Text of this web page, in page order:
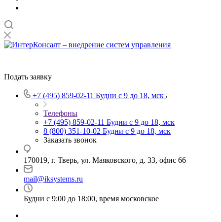
Подать заявку
+7 (495) 859-02-11 Будни с 9 до 18, мск
Телефоны
+7 (495) 859-02-11 Будни с 9 до 18, мск
8 (800) 351-10-02 Будни с 9 до 18, мск
Заказать звонок
170019, г. Тверь, ул. Маяковского, д. 33, офис 66
mail@iksystems.ru
Будни с 9:00 до 18:00, время московское